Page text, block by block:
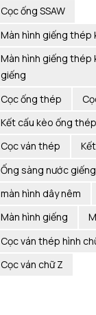
Cọc ống SSAW
Màn hình giếng thép
Màn hình giếng thép
giếng
Cọc ống thép
Kết cấu kèo ống thép
Cọc ván thép
Ống sàng nước giếng
màn hình dây nêm
Màn hình giếng
Cọc ván thép hình
Cọc ván chữ Z